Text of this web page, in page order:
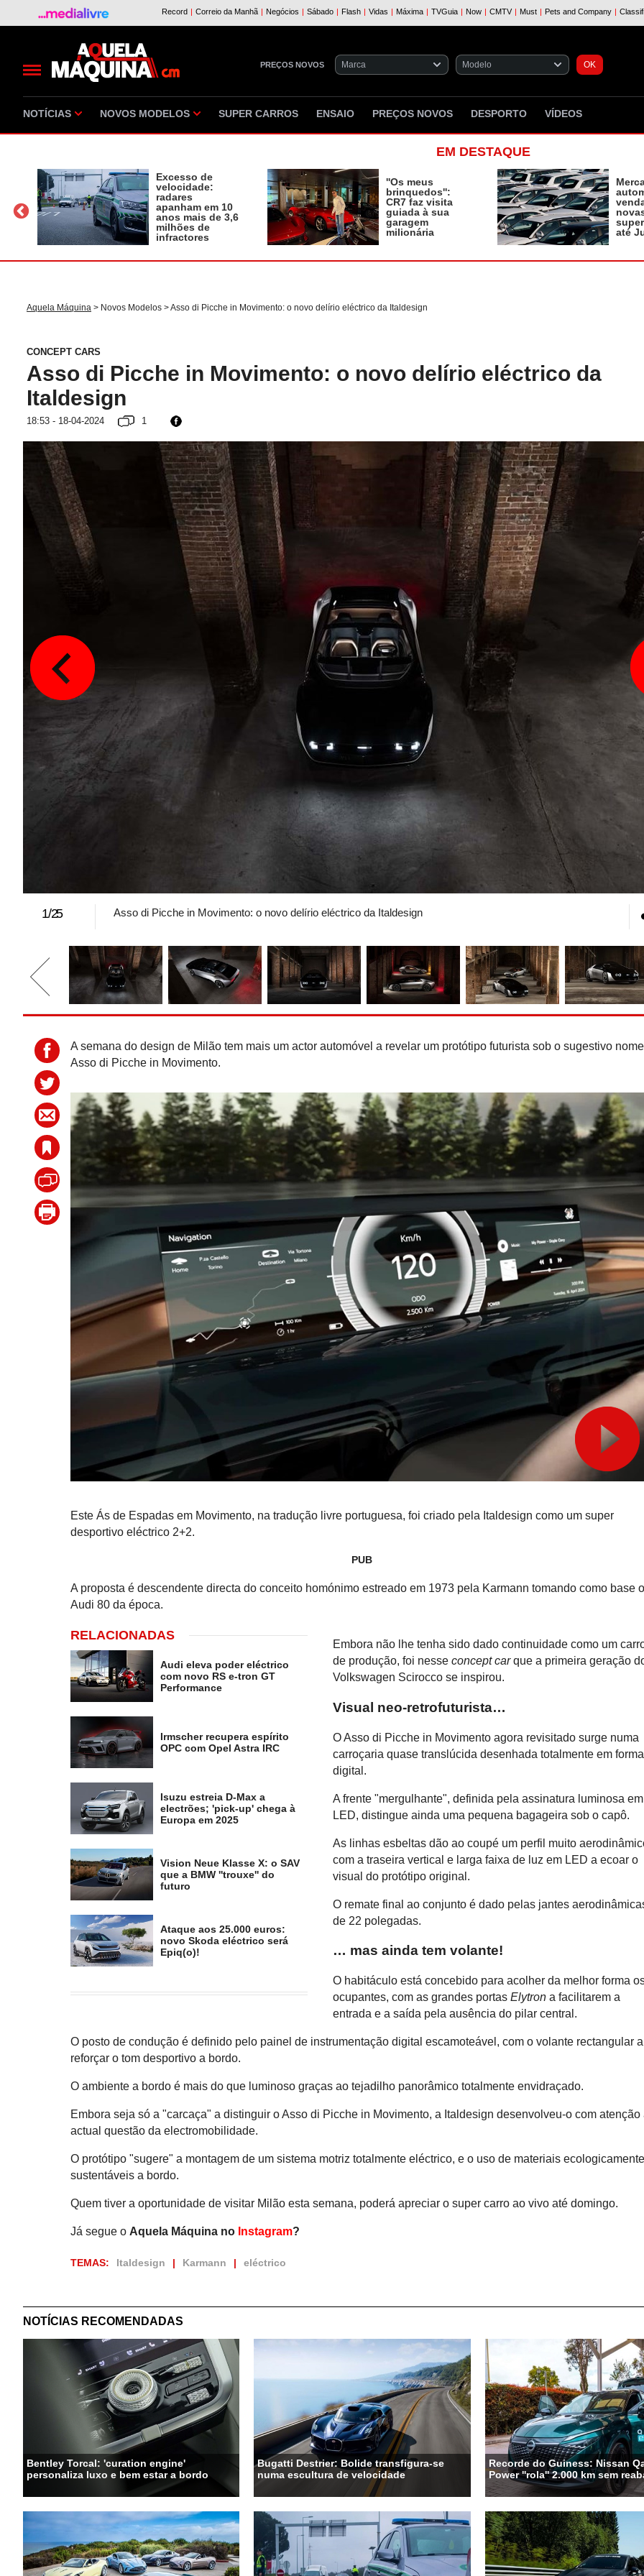
PREÇOS NOVOS
NOTÍCIAS NOVOS MODELOS SUPER CARROS ENSAIO PREÇOS NOVOS DESPORTO VÍDEOS
EM DESTAQUE
Excesso de
velocidade:
radares
apanham em 10
anos mais de 3,6
milhões de
infractores
''Os meus
brinquedos'':
CR7 faz visita
guiada à sua
garagem
milionária
até
Aquela Máquina > Novos Modelos > Asso di Picche in Movimento: o novo delírio eléctrico da Italdesign
CONCEPT CARS
Asso di Picche in Movimento: o novo delírio eléctrico da
Italdesign
18:53 - 18-04-2024 1
1/25 Asso di Picche in Movimento: o novo delírio eléctrico da Italdesign
A semana do design de Milão tem mais um actor automóvel a revelar um protótipo futurista sob o sugestivo nome
Asso di Picche in Movimento.
Este Ás de Espadas em Movimento, na tradução livre portuguesa, foi criado pela Italdesign como um super
desportivo eléctrico 2+2.
PUB
A proposta é descendente directa do conceito homónimo estreado em 1973 pela Karmann tomando como base
Audi 80 da época.
RELACIONADAS
Audi eleva poder eléctrico
com novo RS e-tron GT
Performance
Irmscher recupera espírito
OPC com Opel Astra IRC
Isuzu estreia D-Max a
electrões; 'pick-up' chega à
Europa em 2025
Vision Neue Klasse X: o SAV
que a BMW ''trouxe'' do
futuro
Ataque aos 25.000 euros:
novo Skoda eléctrico será
Epiq(o)!
Embora não lhe tenha sido dado continuidade como um
de produção, foi nesseconcept carque a primeira geração
Volkswagen Scirocco se inspirou.
Visual neo-retrofuturista…
O Asso di Picche in Movimento agora revisitado surge numa
carroçaria quase translúcida desenhada totalmente em
digital.
A frente "mergulhante", definida pela assinatura luminosa em
LED, distingue ainda uma pequena bagageira sob o capô.
As linhas esbeltas dão ao coupé um perfil muito
com a traseira vertical e larga faixa de luz em LED a ecoar o
visual do protótipo original.
O remate final ao conjunto é dado pelas jantes
de 22 polegadas.
… mas ainda tem volante!
O habitáculo está concebido para acolher da melhor forma
ocupantes, com as grandes portasElytron a facilitarem a
entrada e a saída pela ausência do pilar central.
O posto de condução é definido pelo painel de instrumentação digital escamoteável, com o volante rectangular a
reforçar o tom desportivo a bordo.
O ambiente a bordo é mais do que luminoso graças ao tejadilho panorâmico totalmente envidraçado.
Embora seja só a "carcaça" a distinguir o Asso di Picche in Movimento, a Italdesign desenvolveu-o com atenção
actual questão da electromobilidade.
O protótipo "sugere" a montagem de um sistema motriz totalmente eléctrico, e o uso de materiais
sustentáveis a bordo.
Quem tiver a oportunidade de visitar Milão esta semana, poderá apreciar o super carro ao vivo até domingo.
Já segue o Aquela Máquina no Instagram?
TEMAS: Italdesign Karmann eléctrico
NOTÍCIAS RECOMENDADAS
Bentley Torcal: 'curation engine'
personaliza luxo e bem estar a bordo
Bugatti Destrier: Bolide transfigura-se
numa escultura de velocidade
Recorde do Guiness: Nissan
Power ''rola'' 2.000 km sem
Recorde do Guiness:
e-Power ''rola'' 2.000
reabastecer